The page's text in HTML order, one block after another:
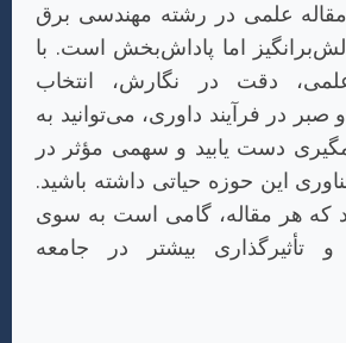
علمی در رشته مهندسی برق
اما پاداش‌بخش است. با
دقت در نگارش، انتخاب
صبر در فرآیند داوری، می‌توانید به
دست یابید و سهمی مؤثر در
این حوزه حیاتی داشته باشید.
که هر مقاله، گامی است به سوی
تأثیرگذاری بیشتر در جامعه